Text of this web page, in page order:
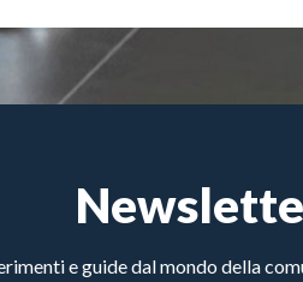
e guide dal mondo della